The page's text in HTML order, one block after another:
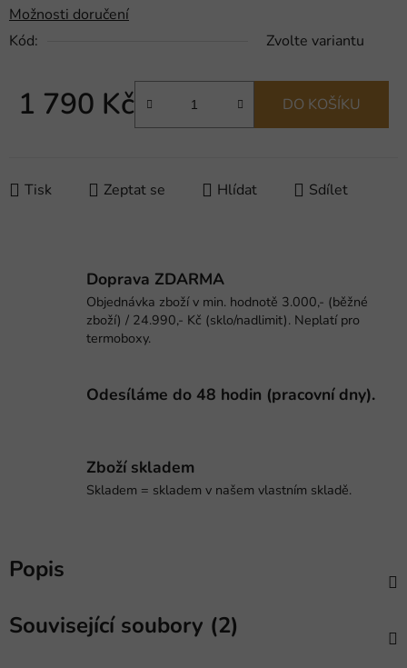
Možnosti doručení
Kód:
Zvolte variantu
1 790 Kč DO KOŠÍKU
Tisk Zeptat se Hlídat Sdílet
Doprava ZDARMA
Objednávka zboží v min. hodnotě 3.000,- (běžné
zboží) / 24.990,- Kč (sklo/nadlimit). Neplatí pro
termoboxy.
Odesíláme do 48 hodin (pracovní dny).
Zboží skladem
Skladem = skladem v našem vlastním skladě.
Popis
Související soubory (2)